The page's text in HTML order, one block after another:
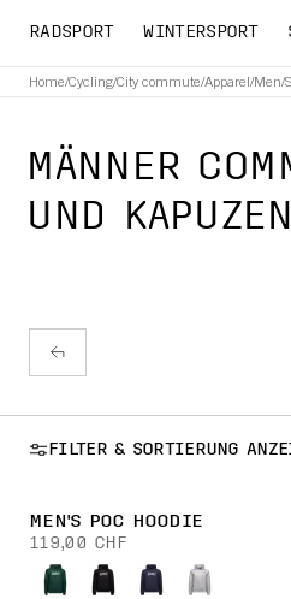
RADSPORT WINTERSPORT
Home/Cycling/City commute/Apparel /Men/
MÄNNER
UND
FILTER & SORTIERUNG
MEN'S POC HOODIE
119,00 CHF